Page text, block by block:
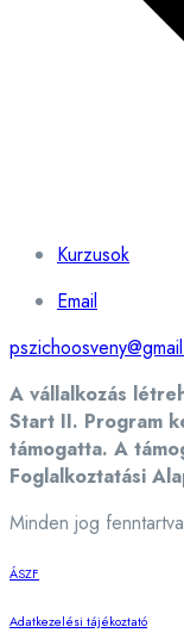
Kurzusok
Email
A vállalkozás
Start II. Program
támogatta. A
Foglalkoztatási
Minden jog
ÁSZF
Adatkezelési tájékoztató